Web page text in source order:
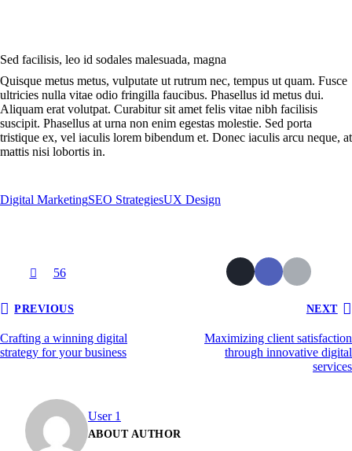
Sed facilisis, leo id sodales malesuada, magna
Quisque metus metus, vulputate ut rutrum nec, tempus ut quam. Fusce
ultricies nulla vitae odio fringilla faucibus. Phasellus id metus dui.
Aliquam erat volutpat. Curabitur sit amet felis vitae nibh facilisis
suscipit. Phasellus at urna non enim egestas molestie. Sed porta
tristique ex, vel iaculis lorem bibendum et. Donec iaculis arcu neque, at
mattis nisi lobortis in.
Digital MarketingSEO StrategiesUX Design
56
PREVIOUS
Crafting a winning digital
strategy for your business
NEXT
Maximizing client satisfaction
through innovative digital
services
User 1
ABOUT AUTHOR